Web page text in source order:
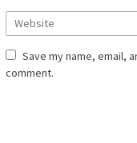
Save my name, email,
comment.